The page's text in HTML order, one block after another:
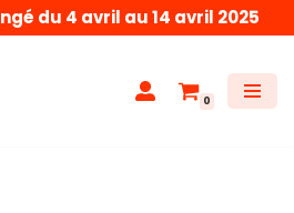
du 4 avril au 14 avril 2025
0